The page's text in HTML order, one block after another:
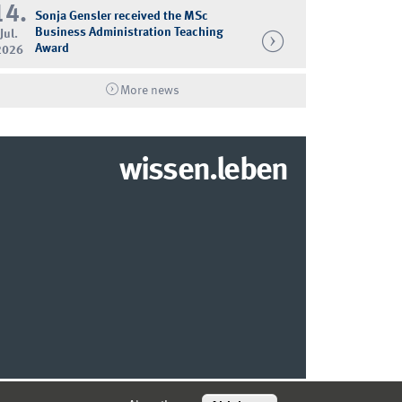
Jul.
Sonja Gensler received the MSc
Business Administration Teaching
Award
More news
wissen.leben